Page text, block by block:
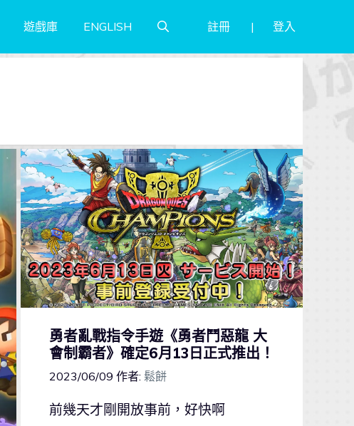
遊戲庫 ENGLISH 註冊 登入
勇者亂戰指令手遊《勇者鬥惡龍 大
會制霸者》確定6月13日正式推出！
2023/06/09 作者: 鬆餅
前幾天才剛開放事前，好快啊